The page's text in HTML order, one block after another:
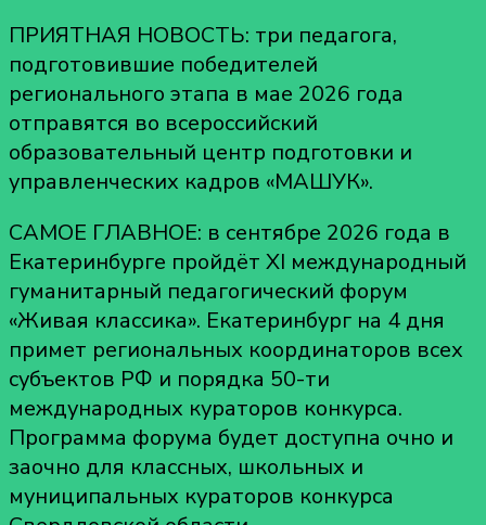
ПРИЯТНАЯ НОВОСТЬ: три педагога,
подготовившие победителей
регионального этапа в мае 2026 года
отправятся во всероссийский
образовательный центр подготовки и
управленческих кадров «МАШУК».
САМОЕ ГЛАВНОЕ: в сентябре 2026 года в
Екатеринбурге пройдёт ХI международный
гуманитарный педагогический форум
«Живая классика». Екатеринбург на 4 дня
примет региональных координаторов всех
субъектов РФ и порядка 50-ти
международных кураторов конкурса.
Программа форума будет доступна очно и
заочно для классных, школьных и
муниципальных кураторов конкурса